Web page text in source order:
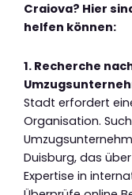
Craiova? Hier
helfen können:
1. Recherche
Stadt erfordert
Organisation.
Duisburg, das
Expertise in